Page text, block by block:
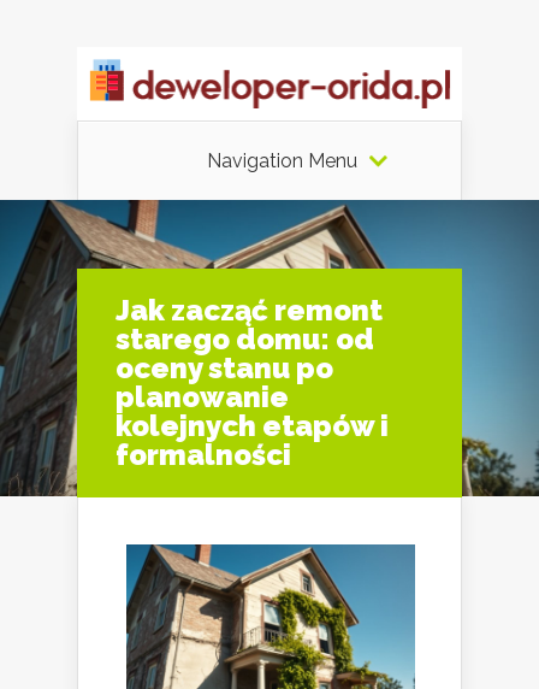
Navigation Menu
Jak zacząć remont
starego domu: od
oceny stanu po
planowanie
kolejnych etapów i
formalności